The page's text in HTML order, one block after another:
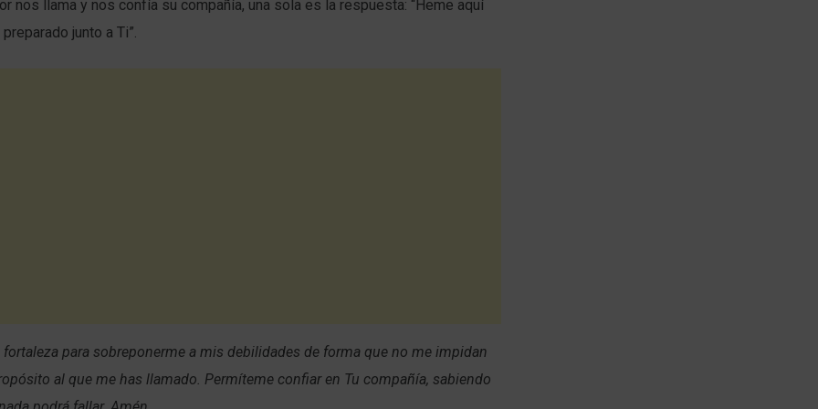
nos llama y nos confía su compañía, una sola es la respuesta: “Heme aquí
junto a Ti”.
fortaleza para sobreponerme a mis debilidades de forma que no me impidan
al que me has llamado. Permíteme confiar en Tu compañía, sabiendo